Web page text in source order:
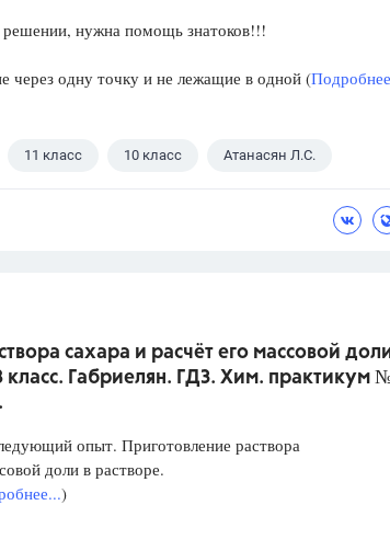
решении, нужна помощь знатоков!!!
через одну точку и не лежащие в одной (
11 класс 10 класс Атанасян Л.С.
сахара и расчёт его массовой
класс. Габриелян. ГДЗ. Хим. практикум
опыт. Приготовление раствора
доли в растворе.
)